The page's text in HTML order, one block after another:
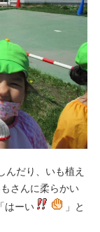
んだり、いも植え
もさんに柔らかい
はーい
」と